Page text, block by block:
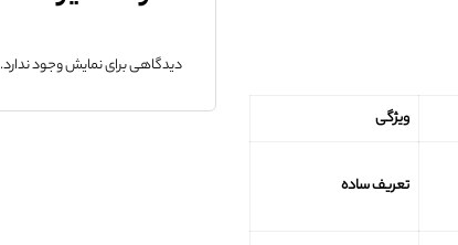
ویژگی
تعریف ساده
دیدگاهی برای نمایش وجود ندارد.